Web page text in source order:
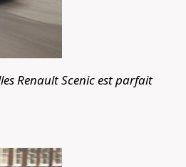
Renault Scenic est parfait